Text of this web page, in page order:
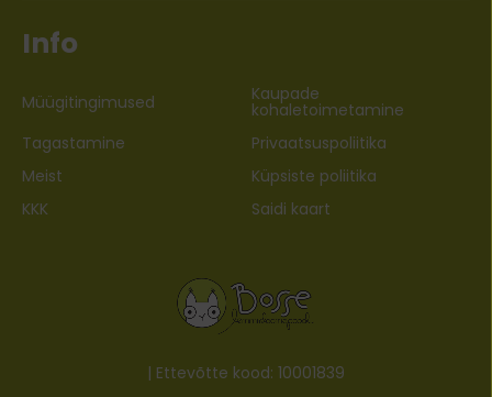
Info
Müügitingimused Kaupade
kohaletoimetamine
Tagastamine
Privaatsuspoliitika
Meist
Küpsiste poliitika
KKK
Saidi kaart
| Ettevõtte kood: 10001839